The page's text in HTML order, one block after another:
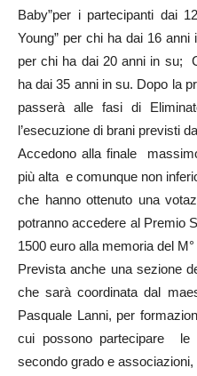
Baby”per i partecipanti dai
Young” per chi ha dai 16 anni
per chi ha dai 20 anni in su;
ha dai 35 anni in su. Dopo la
passerà alle fasi di
l’esecuzione di brani previsti
Accedono alla finale
più alta e comunque non
che hanno ottenuto una
potranno accedere al Premio
1500 euro alla memoria del
Prevista anche una sezione
che sarà coordinata dal
Pasquale Lanni, per
cui possono partecipare le
secondo grado e associazioni,